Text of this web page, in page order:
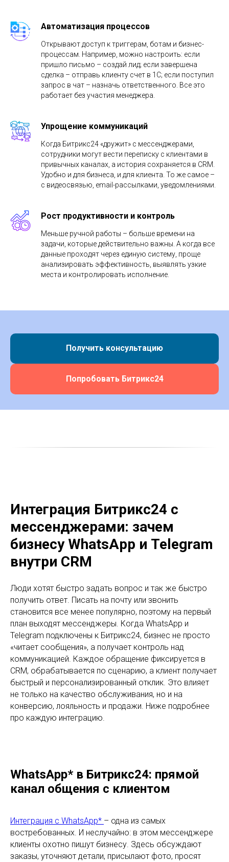
Автоматизация процессов
Открывают доступ к триггерам, ботам и бизнес-
процессам. Например, можно настроить: если
пришло письмо – создай лид; если завершена
сделка – отправь клиенту счет в 1С; если поступил
запрос в чат – назначь ответственного. Все это
работает без участия менеджера.
Упрощение коммуникаций
Когда Битрикс24 «дружит» с мессенджерами,
сотрудники могут вести переписку с клиентами в
привычных каналах, а история сохраняется в CRM.
Удобно и для бизнеса, и для клиента. То же самое –
с видеосвязью, email-рассылками, уведомлениями.
Рост продуктивности и контроль
Меньше ручной работы – больше времени на
задачи, которые действительно важны. А когда все
данные проходят через единую систему, проще
анализировать эффективность, выявлять узкие
места и контролировать исполнение.
Получить консультацию
Попробовать Битрикс24
Интеграция Битрикс24 с
мессенджерами: зачем
бизнесу WhatsApp и Telegram
внутри CRM
Люди хотят быстро задать вопрос и так же быстро
получить ответ. Писать на почту или звонить
становится все менее популярно, поэтому на первый
план выходят мессенджеры. Когда WhatsApp и
Telegram подключены к Битрикс24, бизнес не просто
«читает сообщения», а получает контроль над
коммуникацией. Каждое обращение фиксируется в
CRM, обрабатывается по сценарию, а клиент получает
быстрый и персонализированный отклик. Это влияет
не только на качество обслуживания, но и на
конверсию, лояльность и продажи. Ниже подробнее
про каждую интеграцию.
WhatsApp* в Битрикс24: прямой
канал общения с клиентом
Интеграция с WhatsApp* – одна из самых
востребованных. И неслучайно: в этом мессенджере
клиенты охотно пишут бизнесу. Здесь обсуждают
заказы, уточняют детали, присылают фото, просят